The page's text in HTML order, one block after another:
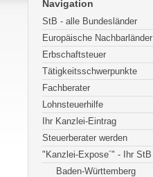
Navigation
StB - alle Bundesländer
Europäische Nachbarländer
Erbschaftsteuer
Tätigkeitsschwerpunkte
Fachberater
Lohnsteuerhilfe
Ihr Kanzlei-Eintrag
Steuerberater werden
"Kanzlei-Expose´" - Ihr StB
Baden-Württemberg